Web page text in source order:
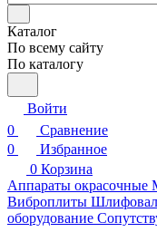
Каталог
По всему сайту
По каталогу
Войти
0
Сравнение
0
Избранное
0 Корзина
Аппараты окрасочные
Виброплиты
оборудование